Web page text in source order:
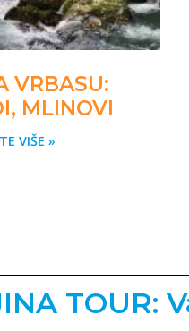
VRBASU:
MLINOVI
VIŠE »
TOUR: